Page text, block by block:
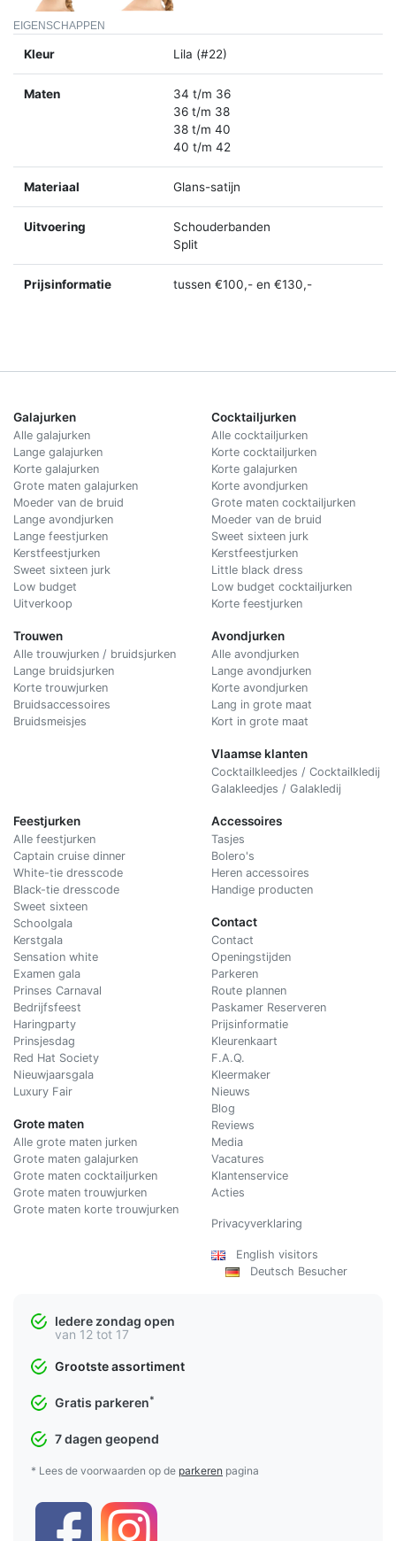
EIGENSCHAPPEN
Kleur Lila (#22)
Maten
34 t/m 36
36 t/m 38
38 t/m 40
40 t/m 42
Materiaal Glans-satijn
Uitvoering
Schouderbanden
Split
Prijsinformatie tussen €100,- en €130,-
Galajurken
Alle galajurken
Lange galajurken
Korte galajurken
Grote maten galajurken
Moeder van de bruid
Lange avondjurken
Lange feestjurken
Kerstfeestjurken
Sweet sixteen jurk
Low budget
Uitverkoop
Trouwen
Alle trouwjurken / bruidsjurken
Lange bruidsjurken
Korte trouwjurken
Bruidsaccessoires
Bruidsmeisjes
Cocktailjurken
Alle cocktailjurken
Korte cocktailjurken
Korte galajurken
Korte avondjurken
Grote maten cocktailjurken
Moeder van de bruid
Sweet sixteen jurk
Kerstfeestjurken
Little black dress
Low budget cocktailjurken
Korte feestjurken
Avondjurken
Alle avondjurken
Lange avondjurken
Korte avondjurken
Lang in grote maat
Kort in grote maat
Vlaamse klanten
Cocktailkleedjes / Cocktailkledij
Galakleedjes / Galakledij
Feestjurken
Alle feestjurken
Captain cruise dinner
White-tie dresscode
Black-tie dresscode
Sweet sixteen
Schoolgala
Kerstgala
Sensation white
Examen gala
Prinses Carnaval
Bedrijfsfeest
Haringparty
Prinsjesdag
Red Hat Society
Nieuwjaarsgala
Luxury Fair
Grote maten
Alle grote maten jurken
Grote maten galajurken
Grote maten cocktailjurken
Grote maten trouwjurken
Grote maten korte trouwjurken
Accessoires
Tasjes
Bolero's
Heren accessoires
Handige producten
Contact
Contact
Openingstijden
Parkeren
Route plannen
Paskamer Reserveren
Prijsinformatie
Kleurenkaart
F.A.Q.
Kleermaker
Nieuws
Blog
Reviews
Media
Vacatures
Klantenservice
Acties
Privacyverklaring
English visitors
Deutsch Besucher
Iedere zondag open
van 12 tot 17
Grootste assortiment
Gratis parkeren*
7 dagen geopend
* Lees de voorwaarden op de parkeren pagina